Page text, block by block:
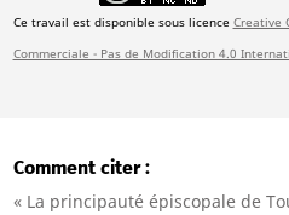
Ce travail est disponible sous licence Creative
Commerciale - Pas de Modification 4.0
Comment citer
« La principauté épiscopale de